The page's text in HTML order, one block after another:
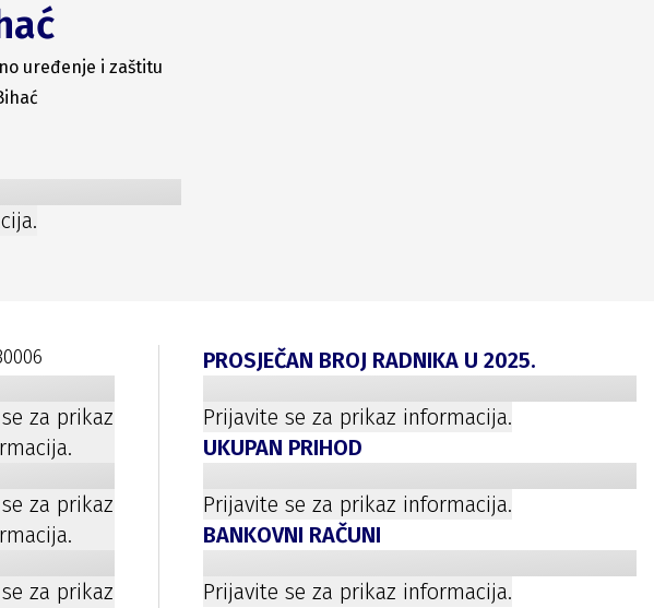
uređenje i zaštitu
za prikaz
za prikaz
za prikaz
PROSJEČAN BROJ RADNIKA U 2025.
Prijavite se za prikaz informacija.
UKUPAN PRIHOD
Prijavite se za prikaz informacija.
BANKOVNI RAČUNI
Prijavite se za prikaz informacija.